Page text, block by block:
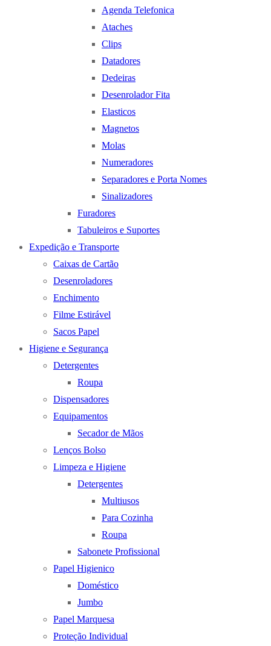
Agenda Telefonica
Ataches
Clips
Datadores
Dedeiras
Desenrolador Fita
Elasticos
Magnetos
Molas
Numeradores
Separadores e Porta Nomes
Sinalizadores
Furadores
Tabuleiros e Suportes
Expedição e Transporte
Caixas de Cartão
Desenroladores
Enchimento
Filme Estirável
Sacos Papel
Higiene e Segurança
Detergentes
Roupa
Dispensadores
Equipamentos
Secador de Mãos
Lenços Bolso
Limpeza e Higiene
Detergentes
Multiusos
Para Cozinha
Roupa
Sabonete Profissional
Papel Higienico
Doméstico
Jumbo
Papel Marquesa
Proteção Individual